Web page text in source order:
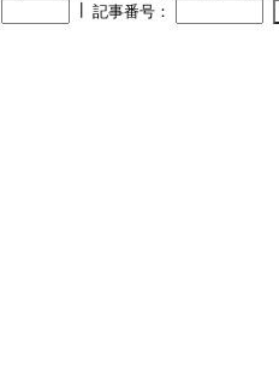
記事番号：